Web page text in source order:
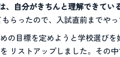
、自分がきちんと理解できてい
らったので、入試直前までやっ
の目標を定めようと学校選び
リストアップしました。その